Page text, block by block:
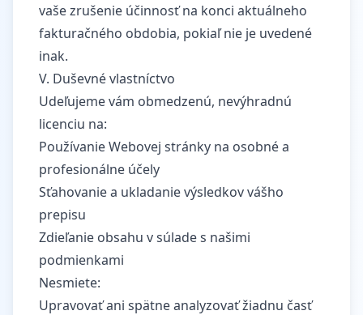
vaše zrušenie účinnosť na konci aktuálneho
fakturačného obdobia, pokiaľ nie je uvedené
inak.
V. Duševné vlastníctvo
Udeľujeme vám obmedzenú, nevýhradnú
licenciu na:
Používanie Webovej stránky na osobné a
profesionálne účely
Sťahovanie a ukladanie výsledkov vášho
prepisu
Zdieľanie obsahu v súlade s našimi
podmienkami
Nesmiete:
Upravovať ani spätne analyzovať žiadnu časť